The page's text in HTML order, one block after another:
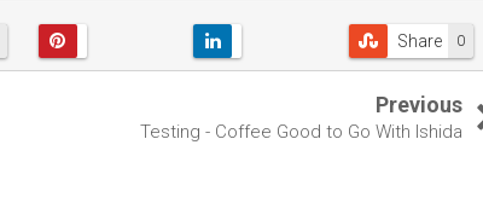
0
Share
Previous
Testing - Coffee Good to Go With Ishida